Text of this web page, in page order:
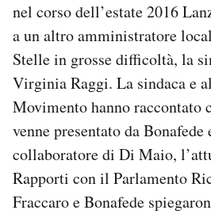
nel corso dell’estate 2016
a un altro amministratore
Stelle in grosse difficoltà, la
Virginia Raggi. La sindaca e
Movimento hanno raccontato
venne presentato da
collaboratore di Di Maio,
Rapporti con il Parlamento
Fraccaro e Bonafede